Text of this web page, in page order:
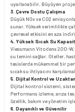
uyarlanabilir. Büyüyen
3. Çevre Dostu Çalışma
Düşük NOx ve CO2
sunar. Yüksek verimlilikle
çevresel etkisini en aza
4. Yüksek Sıcak Su
Viessmann Vitodens 200-
su temini sağlar. Oteller,
tesislerde mükemmel bir
sıcak su ihtiyacını
5. Dijital Kontrol ve
Dijital kontrol sistemi,
Performans izleme, arıza
özellik, bakım ve yönetim
6. Dayanıklı ve Güvenilir